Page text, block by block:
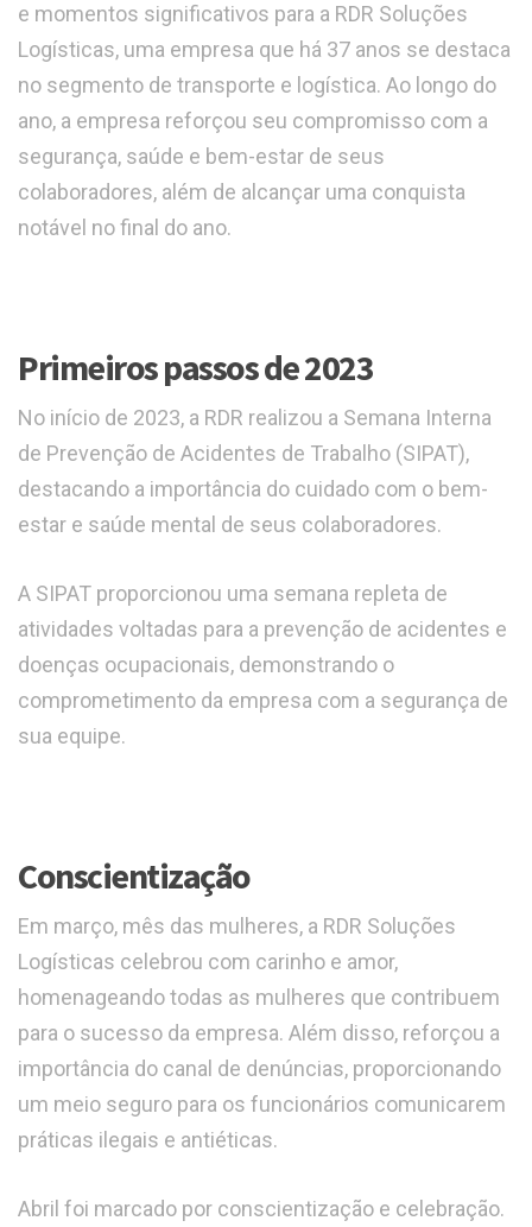
e momentos significativos para a RDR Soluções
Logísticas, uma empresa que há 37 anos se destaca
no segmento de transporte e logística. Ao longo do
ano, a empresa reforçou seu compromisso com a
segurança, saúde e bem-estar de seus
colaboradores, além de alcançar uma conquista
notável no final do ano.
Primeiros passos de 2023
No início de 2023, a RDR realizou a Semana Interna
de Prevenção de Acidentes de Trabalho (SIPAT),
destacando a importância do cuidado com o bem-
estar e saúde mental de seus colaboradores.
A SIPAT proporcionou uma semana repleta de
atividades voltadas para a prevenção de acidentes e
doenças ocupacionais, demonstrando o
comprometimento da empresa com a segurança de
sua equipe.
Conscientização
Em março, mês das mulheres, a RDR Soluções
Logísticas celebrou com carinho e amor,
homenageando todas as mulheres que contribuem
para o sucesso da empresa. Além disso, reforçou a
importância do canal de denúncias, proporcionando
um meio seguro para os funcionários comunicarem
práticas ilegais e antiéticas.
Abril foi marcado por conscientização e celebração.